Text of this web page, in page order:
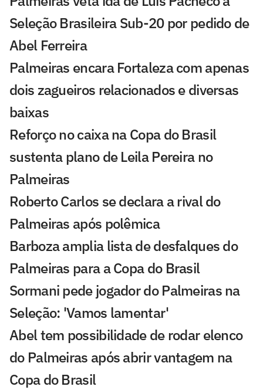
Seleção Brasileira Sub-20 por pedido de
Abel Ferreira
Palmeiras encara Fortaleza com apenas
dois zagueiros relacionados e diversas
baixas
Reforço no caixa na Copa do Brasil
sustenta plano de Leila Pereira no
Palmeiras
Roberto Carlos se declara a rival do
Palmeiras após polêmica
Barboza amplia lista de desfalques do
Palmeiras para a Copa do Brasil
Sormani pede jogador do Palmeiras na
Seleção: 'Vamos lamentar'
Abel tem possibilidade de rodar elenco
do Palmeiras após abrir vantagem na
Copa do Brasil